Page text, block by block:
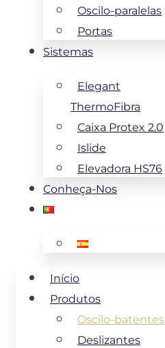
Oscilo-paralelas
Portas
Sistemas
Elegant
ThermoFibra
Caixa Protex 2.0
Islide
Elevadora HS76
Conheça-Nos
Início
Produtos
Oscilo-batentes
Deslizantes